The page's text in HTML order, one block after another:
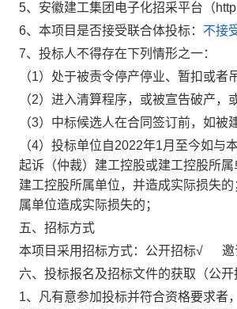
5、安徽建工集团电子化招采平台（
6、本项目是否接受联合体投标： 不接
7、投标人不得存在下列情形之一：
（1）处于被责令停产停业、暂扣或者
（2）进入清算程序，或被宣告破产，
（3）中标候选人在合同签订前，如被
（4）投标单位自2022年1月至今如与
起诉（仲裁）建工控股或建工控股所
建工控股所属单位，并造成实际损失
属单位造成实际损失的；
五、招标方式
本项目采用招标方式：公开招标√ 邀
六、投标报名及招标文件的获取 （公
1、凡有意参加投标并符合资格要求者